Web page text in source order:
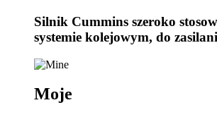
Silnik Cummins szeroko
systemie kolejowym, do
Moje